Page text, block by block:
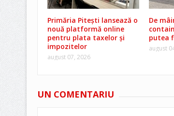
Primăria Pitești lansează o
nouă platformă online
pentru plata taxelor și
impozitelor
august 07, 2026
De
putea
august
UN COMENTARIU